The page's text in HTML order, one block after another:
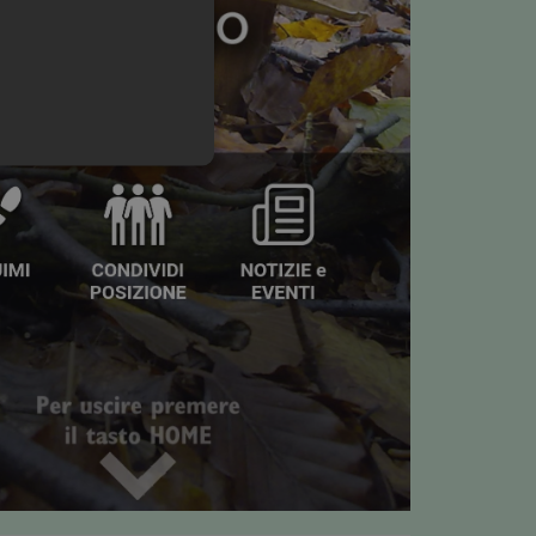
dell'account. Il sito Web
PHP. Si tratta di un
di sessione utente.
il modo in cui viene
è mantenere uno
per ricordare le